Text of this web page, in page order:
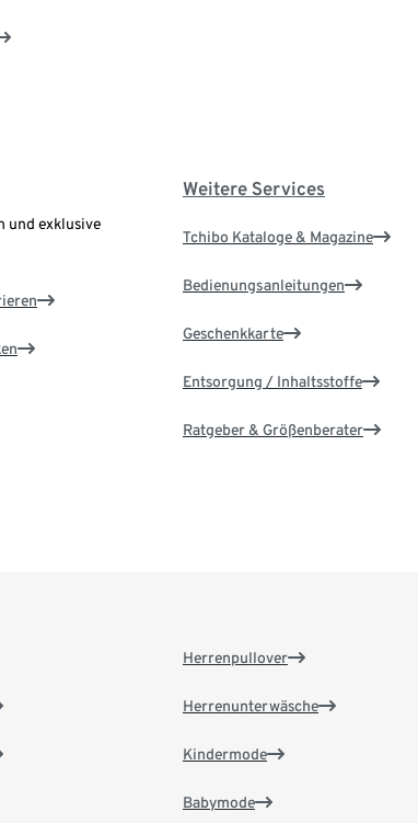
und exklusive
Weitere Services
Tchibo Kataloge & Magazine
Bedienungsanleitungen
Geschenkkarte
Entsorgung / Inhaltsstoffe
Ratgeber & Größenberater
Herrenpullover
Herrenunterwäsche
Kindermode
Babymode